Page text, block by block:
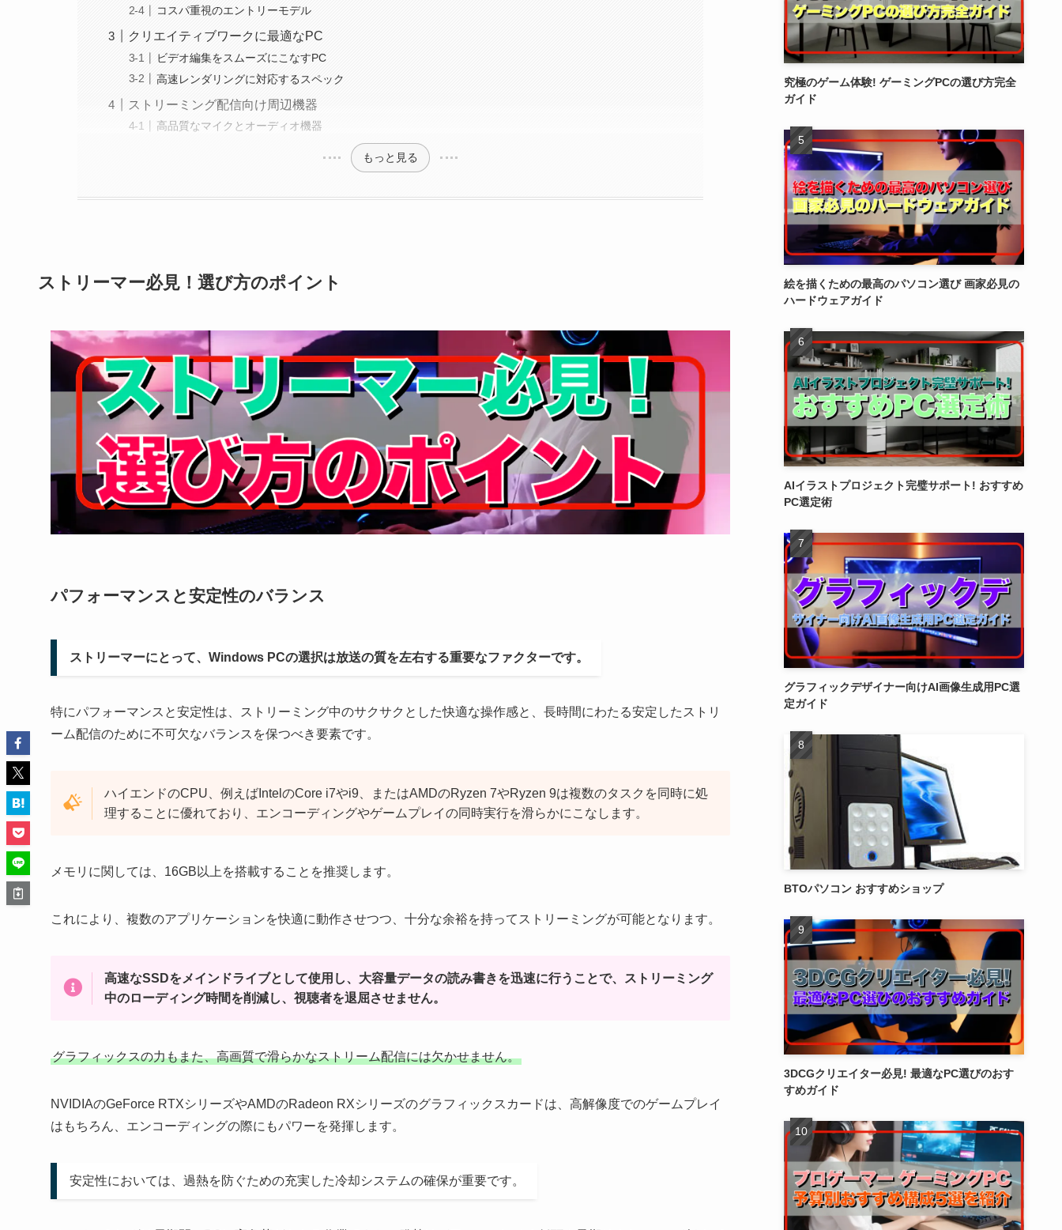
コスパ重視のエントリーモデル
クリエイティブワークに最適なPC
ビデオ編集をスムーズにこなすPC
高速レンダリングに対応するスペック
ストリーミング配信向け周辺機器
高品質なマイクとオーディオ機器
もっと見る
ストリーマー必見！選び方のポイント
パフォーマンスと安定性のバランス
ストリーマーにとって、Windows PCの選択は放送の質を左右する重要なファクターです。
特にパフォーマンスと安定性は、ストリーミング中のサクサクとした快適な操作感と、長時間にわたる安定したストリ
ーム配信のために不可欠なバランスを保つべき要素です。
ハイエンドのCPU、例えばIntelのCore i7やi9、またはAMDのRyzen 7やRyzen 9は複数のタスクを同時に処
理することに優れており、エンコーディングやゲームプレイの同時実行を滑らかにこなします。
メモリに関しては、16GB以上を搭載することを推奨します。
これにより、複数のアプリケーションを快適に動作させつつ、十分な余裕を持ってストリーミングが可能となります。
高速なSSDをメインドライブとして使用し、大容量データの読み書きを迅速に行うことで、ストリーミング
中のローディング時間を削減し、視聴者を退屈させません。
グラフィックスの力もまた、高画質で滑らかなストリーム配信には欠かせません。
NVIDIAのGeForce RTXシリーズやAMDのRadeon RXシリーズのグラフィックスカードは、高解像度でのゲームプレイ
はもちろん、エンコーディングの際にもパワーを発揮します。
安定性においては、過熱を防ぐための充実した冷却システムの確保が重要です。
究極のゲーム体験! ゲーミングPCの選び方完全
ガイド
絵を描くための最高のパソコン選び 画家必見の
ハードウェアガイド
AIイラストプロジェクト完璧サポート! おすすめ
PC選定術
グラフィックデザイナー向けAI画像生成用PC選
定ガイド
BTOパソコン おすすめショップ
3DCGクリエイター必見! 最適なPC選びのおす
すめガイド